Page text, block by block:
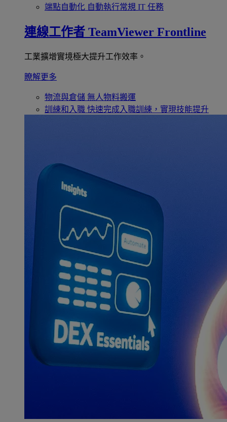
端點自動化 自動執行常規 IT 任務
連線工作者 TeamViewer Frontline
工業擴增實境極大提升工作效率。
瞭解更多
物流與倉儲 無人物料搬運
訓練和入職 快速完成入職訓練，實現技能提升